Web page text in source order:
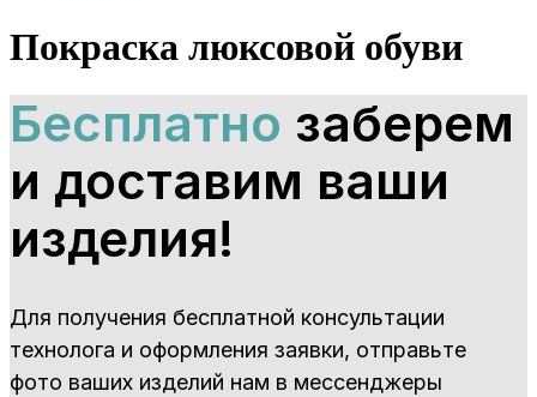
Покраска люксовой обуви
Бесплатно заберем
и доставим ваши
изделия!
Для получения бесплатной консультации
технолога и оформления заявки, отправьте
фото ваших изделий нам в мессенджеры